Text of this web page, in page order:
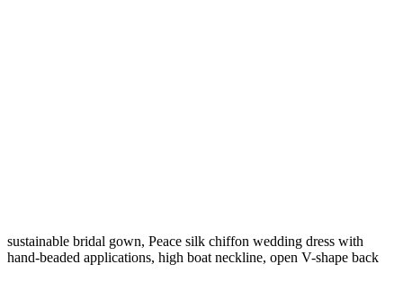
sustainable bridal gown, Peace silk chiffon wedding dress with
hand-beaded applications, high boat neckline, open V-shape back